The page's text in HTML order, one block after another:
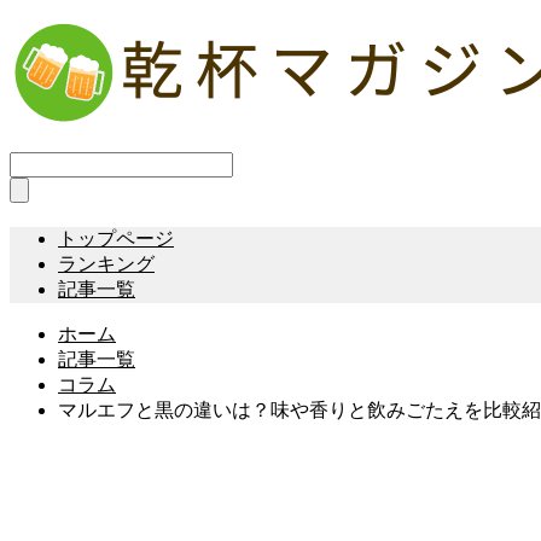
トップページ
ランキング
記事一覧
ホーム
記事一覧
コラム
マルエフと黒の違いは？味や香りと飲みごたえを比較